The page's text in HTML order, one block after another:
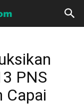
PNS
Capai